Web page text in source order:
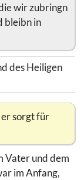
wir zubringn
bleibn in
des Heiligen
sorgt für
Vater und dem
im Anfang,